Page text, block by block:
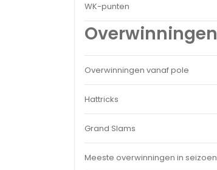
WK-punten
Overwinningen
Overwinningen vanaf pole
Hattricks
Grand Slams
Meeste overwinningen in seizoen